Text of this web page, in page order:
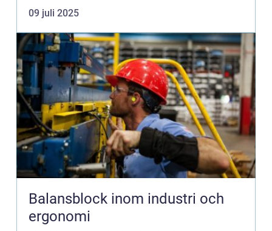
09 juli 2025
Balansblock inom industri och
ergonomi